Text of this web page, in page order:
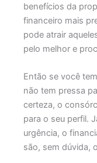
benefícios da
financeiro mais
pode atrair
pelo melhor e
Então se você
não tem pressa
certeza, o
para o seu perfil.
urgência, o
são, sem dúvida,